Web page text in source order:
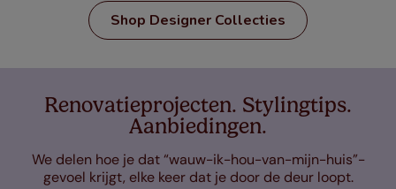
Shop Designer Collecties
Renovatieprojecten. Stylingtips.
Aanbiedingen.
We delen hoe je dat “wauw-ik-hou-van-mijn-huis”-
gevoel krijgt, elke keer dat je door de deur loopt.